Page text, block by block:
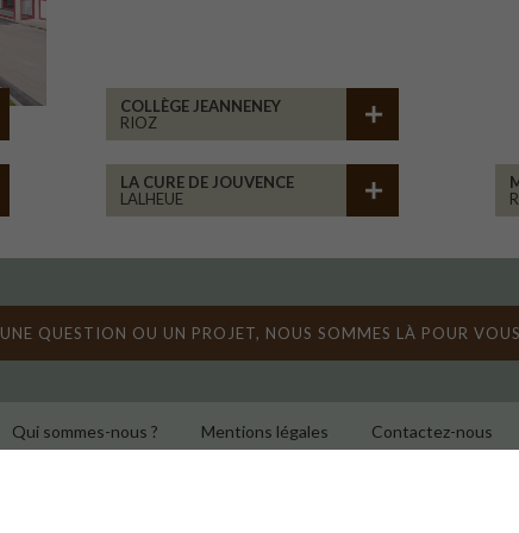
COLLÈGE JEANNENEY
RIOZ
LA CURE DE JOUVENCE
LALHEUE